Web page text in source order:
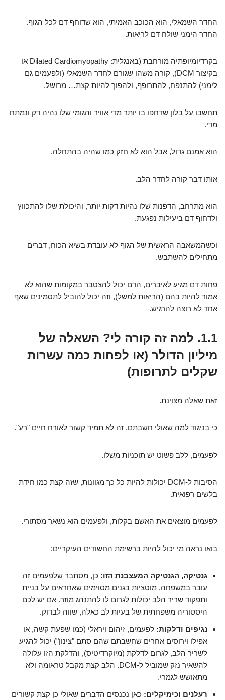
החדר השמאלי, הוא הכוכב האמיתי, הוא שדוחף דם לכל הגוף.
החדר הימני שולח דם לריאות.
בקרדיומיופתיה מורחבת (באנגלית: Dilated Cardiomyopathy או
בקיצור DCM), קורה משהו שגורם לחדר השמאלי (ולפעמים גם
לימני) להתנפח, להתרופף, ולהפוך להיות קצת… מרושל.
תחשבו על בלון שדחפו בו יותר מדי אוויר והגומי שלו נהיה דק ונמתח
מדי.
הוא אמנם גדול, אבל הוא לא חזק כמו שהיה בהתחלה.
אותו דבר קורה לחדר הלב.
הוא מתרחב, הדפנות שלו נהיות דקות יותר, והיכולת שלו להתכווץ
ולדחוף דם ביעילות נפגעת.
וכשהמשאבה הראשית של הגוף לא עובדת בשיא הכוח, דברים
מתחילים להשתבש.
פחות דם מגיע לאיברים, הדם יכול להצטבר במקומות שהוא לא
אמור להיות בהם (הריאות למשל), וזה יכול להוביל לתסמינים שאף
אחד לא רוצה להרגיש.
1.1. למה זה קורה לי? השאלה של
מיליון הדולר (או לפחות כמה עשרות
שקלים לתרופות)
זאת שאלה מצוינת.
כי בניגוד למה שאולי חשבתם, זה לא תמיד קשור לאורח חיים "רע".
לפעמים, ללב פשוט יש תוכניות משלו.
הסיבות ל-DCM יכולות להיות כל כך מגוונות, שזה קצת כמו חידת
בלשים רפואית.
לפעמים מוצאים את האשם בקלות, ולפעמים הוא נשאר מסתורי.
בואו נראה מי יכול להיות ברשימת החשודים העיקריים:
גנטיקה, הגנטיקה המעצבנת הזו: כן, מסתבר שלפעמים זה
עובר במשפחה. מוטציות בגנים מסוימים שאחראים על בניית
ותפקוד שריר הלב יכולות לגרום לו להתנהג מוזר. אם יש לכם
היסטוריה משפחתית של בעיות לב כאלה, שווה לבדוק.
נגיפים ודלקות: לפעמים, זיהום ויראלי (כמו שפעת קשה, או
אפילו וירוסים אחרים שחשבתם שהם סתם "צינון") יכול להגיע
לשריר הלב, לגרום לדלקת (מיוקרדיטיס), והדלקת הזו עלולה
להשאיר נזק שמוביל ל-DCM. הלב קצת מקבל טראומה ולא
מתאושש לגמרי.
רעלנים וכימיקלים: כאן נכנסים הדברים שאולי כן קצת קשורים